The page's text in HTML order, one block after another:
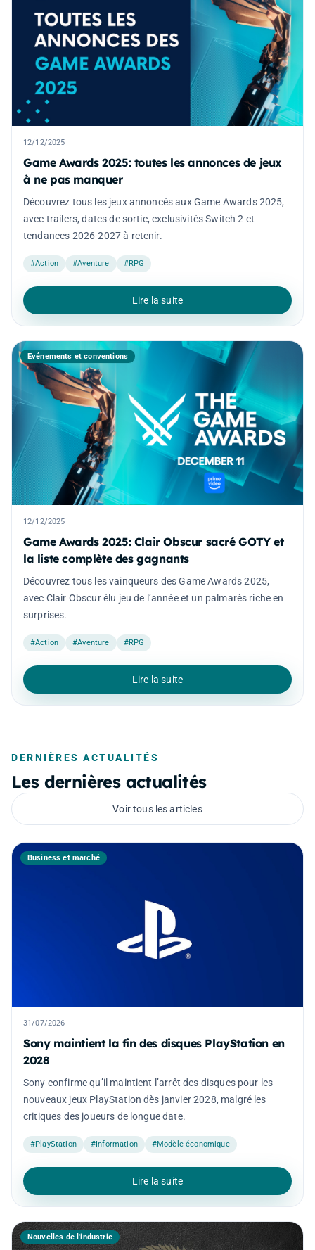
12/12/2025
Game Awards 2025: toutes les annonces de jeux
à ne pas manquer
Découvrez tous les jeux annoncés aux Game Awards 2025,
avec trailers, dates de sortie, exclusivités Switch 2 et
tendances 2026-2027 à retenir.
#Action #Aventure #RPG
Lire la suite
Événements et conventions
12/12/2025
Game Awards 2025: Clair Obscur sacré GOTY et
la liste complète des gagnants
Découvrez tous les vainqueurs des Game Awards 2025,
avec Clair Obscur élu jeu de l’année et un palmarès riche en
surprises.
#Action #Aventure #RPG
Lire la suite
DERNIÈRES ACTUALITÉS
Les dernières actualités
Voir tous les articles
Business et marché
31/07/2026
Sony maintient la fin des disques PlayStation en
2028
Sony confirme qu’il maintient l’arrêt des disques pour les
nouveaux jeux PlayStation dès janvier 2028, malgré les
critiques des joueurs de longue date.
#PlayStation #Information #Modèle économique
Lire la suite
Nouvelles de l'industrie